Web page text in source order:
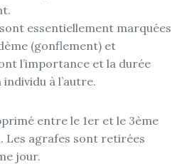
essentiellement marquées
(gonflement) et
l’importance et la durée
à l’autre.
entre le 1er et le 3ème
Les agrafes sont retirées
jour.